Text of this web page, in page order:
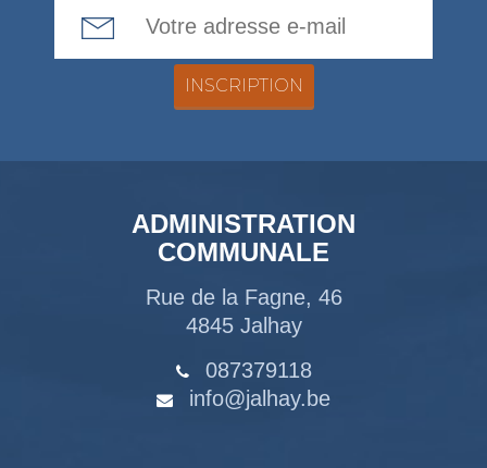
ADMINISTRATION
COMMUNALE
Rue de la Fagne, 46
4845 Jalhay
087379118
info@jalhay.be